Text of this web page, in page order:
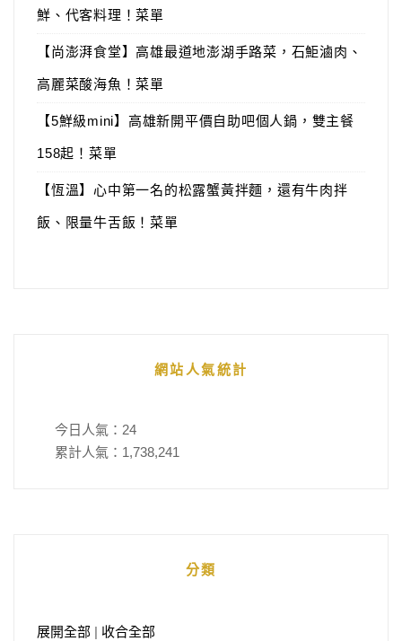
鮮、代客料理！菜單
【尚澎湃食堂】高雄最道地澎湖手路菜，石鮔滷肉、
高麗菜酸海魚！菜單
【5鮮級mini】高雄新開平價自助吧個人鍋，雙主餐
158起！菜單
【恆溫】心中第一名的松露蟹黃拌麵，還有牛肉拌
飯、限量牛舌飯！菜單
網站人氣統計
今日人氣： 24
累計人氣： 1,738,241
分類
展開全部
收合全部